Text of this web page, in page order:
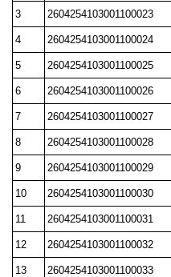
3 2604254103001100023
4 2604254103001100024
5 2604254103001100025
6 2604254103001100026
7 2604254103001100027
8 2604254103001100028
9 2604254103001100029
10 2604254103001100030
11 2604254103001100031
12 2604254103001100032
13 2604254103001100033